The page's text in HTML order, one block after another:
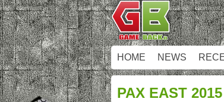
HOME NEWS
PAX EAST